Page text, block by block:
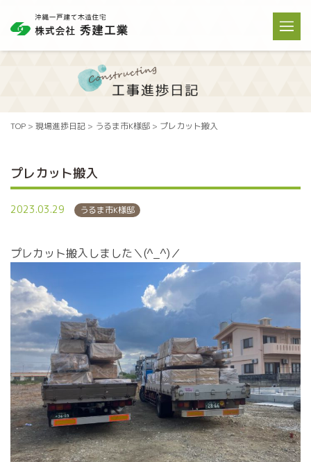
TOP > 現場進捗日記 > うるま市K様邸 > プレカット搬入
プレカット搬入
2023.03.29 うるま市K様邸
プレカット搬入しました＼(^_^)／